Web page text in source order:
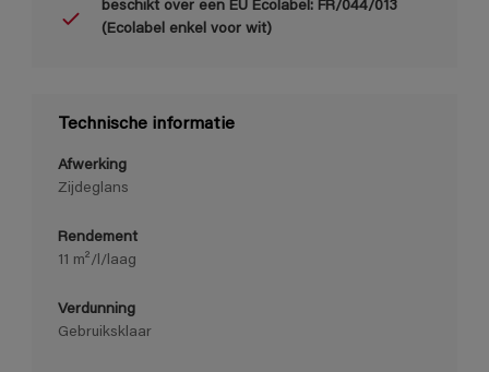
beschikt over een EU Ecolabel: FR/044/013
(Ecolabel enkel voor wit)
Technische informatie
Afwerking
Zijdeglans
Rendement
11 m²/l/laag
Verdunning
Gebruiksklaar